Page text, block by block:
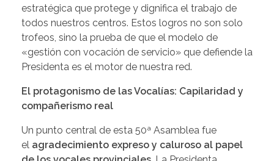
estratégica que protege y dignifica el trabajo de
todos nuestros centros. Estos logros no son solo
trofeos, sino la prueba de que el modelo de
«gestión con vocación de servicio» que defiende la
Presidenta es el motor de nuestra red.
El protagonismo de las Vocalías: Capilaridad y
compañerismo real
Un punto central de esta 50ª Asamblea fue
el agradecimiento expreso y caluroso al papel